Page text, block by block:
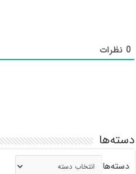
0 نظرات
دسته‌ها
دسته‌ها